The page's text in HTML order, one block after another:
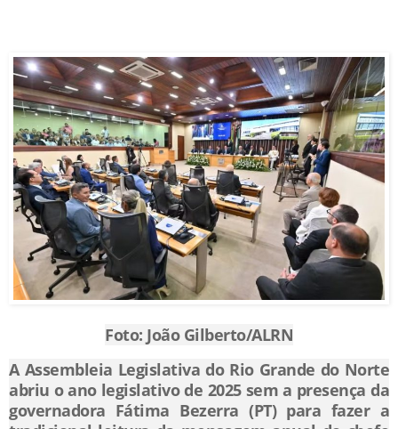
Foto: João Gilberto/ALRN
A Assembleia Legislativa do Rio Grande do Norte
abriu o ano legislativo de 2025 sem a presença da
governadora Fátima Bezerra (PT) para fazer a